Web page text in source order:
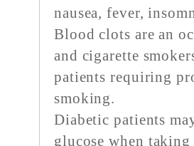
nausea, fever,
Blood clots are an
and cigarette
patients requiring
smoking.
Diabetic patients
glucose when